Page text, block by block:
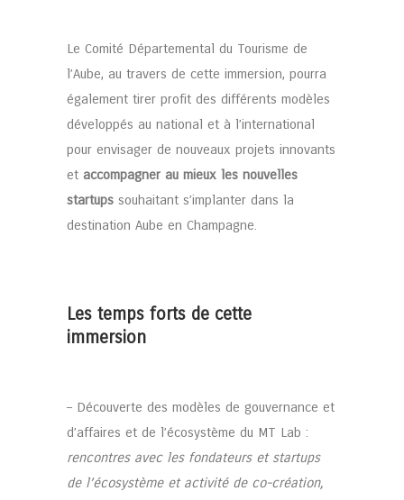
Le Comité Départemental du Tourisme de
l’Aube, au travers de cette immersion, pourra
également tirer profit des différents modèles
développés au national et à l’international
pour envisager de nouveaux projets innovants
et accompagner au mieux les nouvelles
startups souhaitant s’implanter dans la
destination Aube en Champagne.
Les temps forts de cette
immersion
– Découverte des modèles de gouvernance et
d’affaires et de l’écosystème du MT Lab :
rencontres avec les fondateurs et startups
de l’écosystème et activité de co-création,